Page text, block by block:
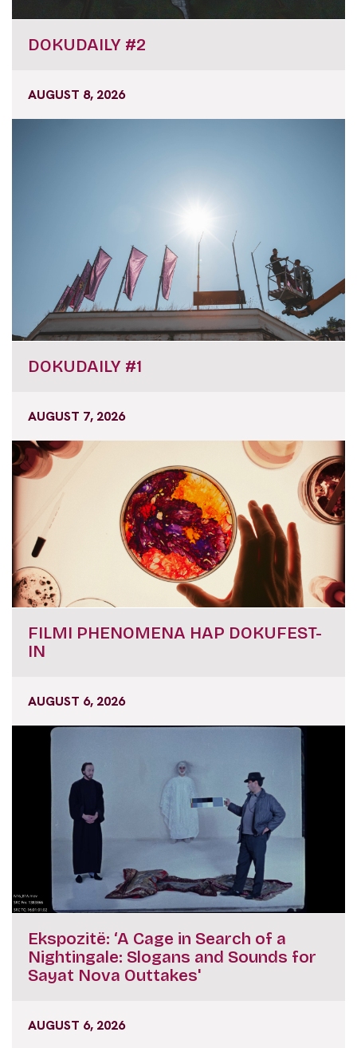
DOKUDAILY #2
AUGUST 8, 2026
DOKUDAILY #1
AUGUST 7, 2026
FILMI PHENOMENA HAP DOKUFEST-
IN
AUGUST 6, 2026
Ekspozitë: ‘A Cage in Search of a
Nightingale: Slogans and Sounds for
Sayat Nova Outtakes'
AUGUST 6, 2026